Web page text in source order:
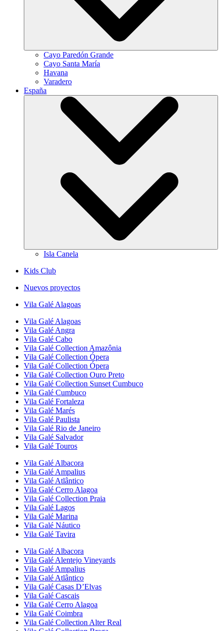
Cayo Paredón Grande
Cayo Santa María
Havana
Varadero
España
Isla Canela
Kids Club
Nuevos proyectos
Vila Galé Alagoas
Vila Galé Alagoas
Vila Galé Angra
Vila Galé Cabo
Vila Galé Collection Amazônia
Vila Galé Collection Ópera
Vila Galé Collection Ópera
Vila Galé Collection Ouro Preto
Vila Galé Collection Sunset Cumbuco
Vila Galé Cumbuco
Vila Galé Fortaleza
Vila Galé Marés
Vila Galé Paulista
Vila Galé Rio de Janeiro
Vila Galé Salvador
Vila Galé Touros
Vila Galé Albacora
Vila Galé Ampalius
Vila Galé Atlântico
Vila Galé Cerro Alagoa
Vila Galé Collection Praia
Vila Galé Lagos
Vila Galé Marina
Vila Galé Náutico
Vila Galé Tavira
Vila Galé Albacora
Vila Galé Alentejo Vineyards
Vila Galé Ampalius
Vila Galé Atlântico
Vila Galé Casas D’Elvas
Vila Galé Cascais
Vila Galé Cerro Alagoa
Vila Galé Coimbra
Vila Galé Collection Alter Real